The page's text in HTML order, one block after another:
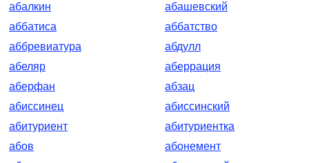
абалкин
абашевский
аббатиса
аббатство
аббревиатура
абдулл
абеляр
аберрация
аберфан
абзац
абиссинец
абиссинский
абитуриент
абитуриентка
абов
абонемент